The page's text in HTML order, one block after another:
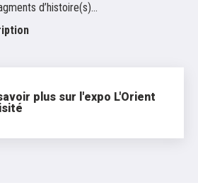
d’histoire(s)…
plus sur l'expo L'Orient